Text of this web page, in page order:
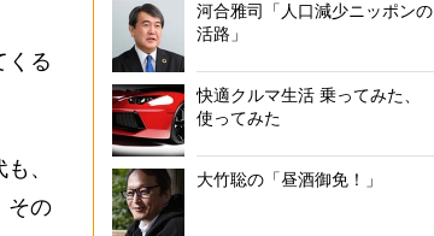
くる
、
その
河合雅司「人口減少ニッポンの
活路」
快適クルマ生活 乗ってみた、
使ってみた
大竹聡の「昼酒御免！」